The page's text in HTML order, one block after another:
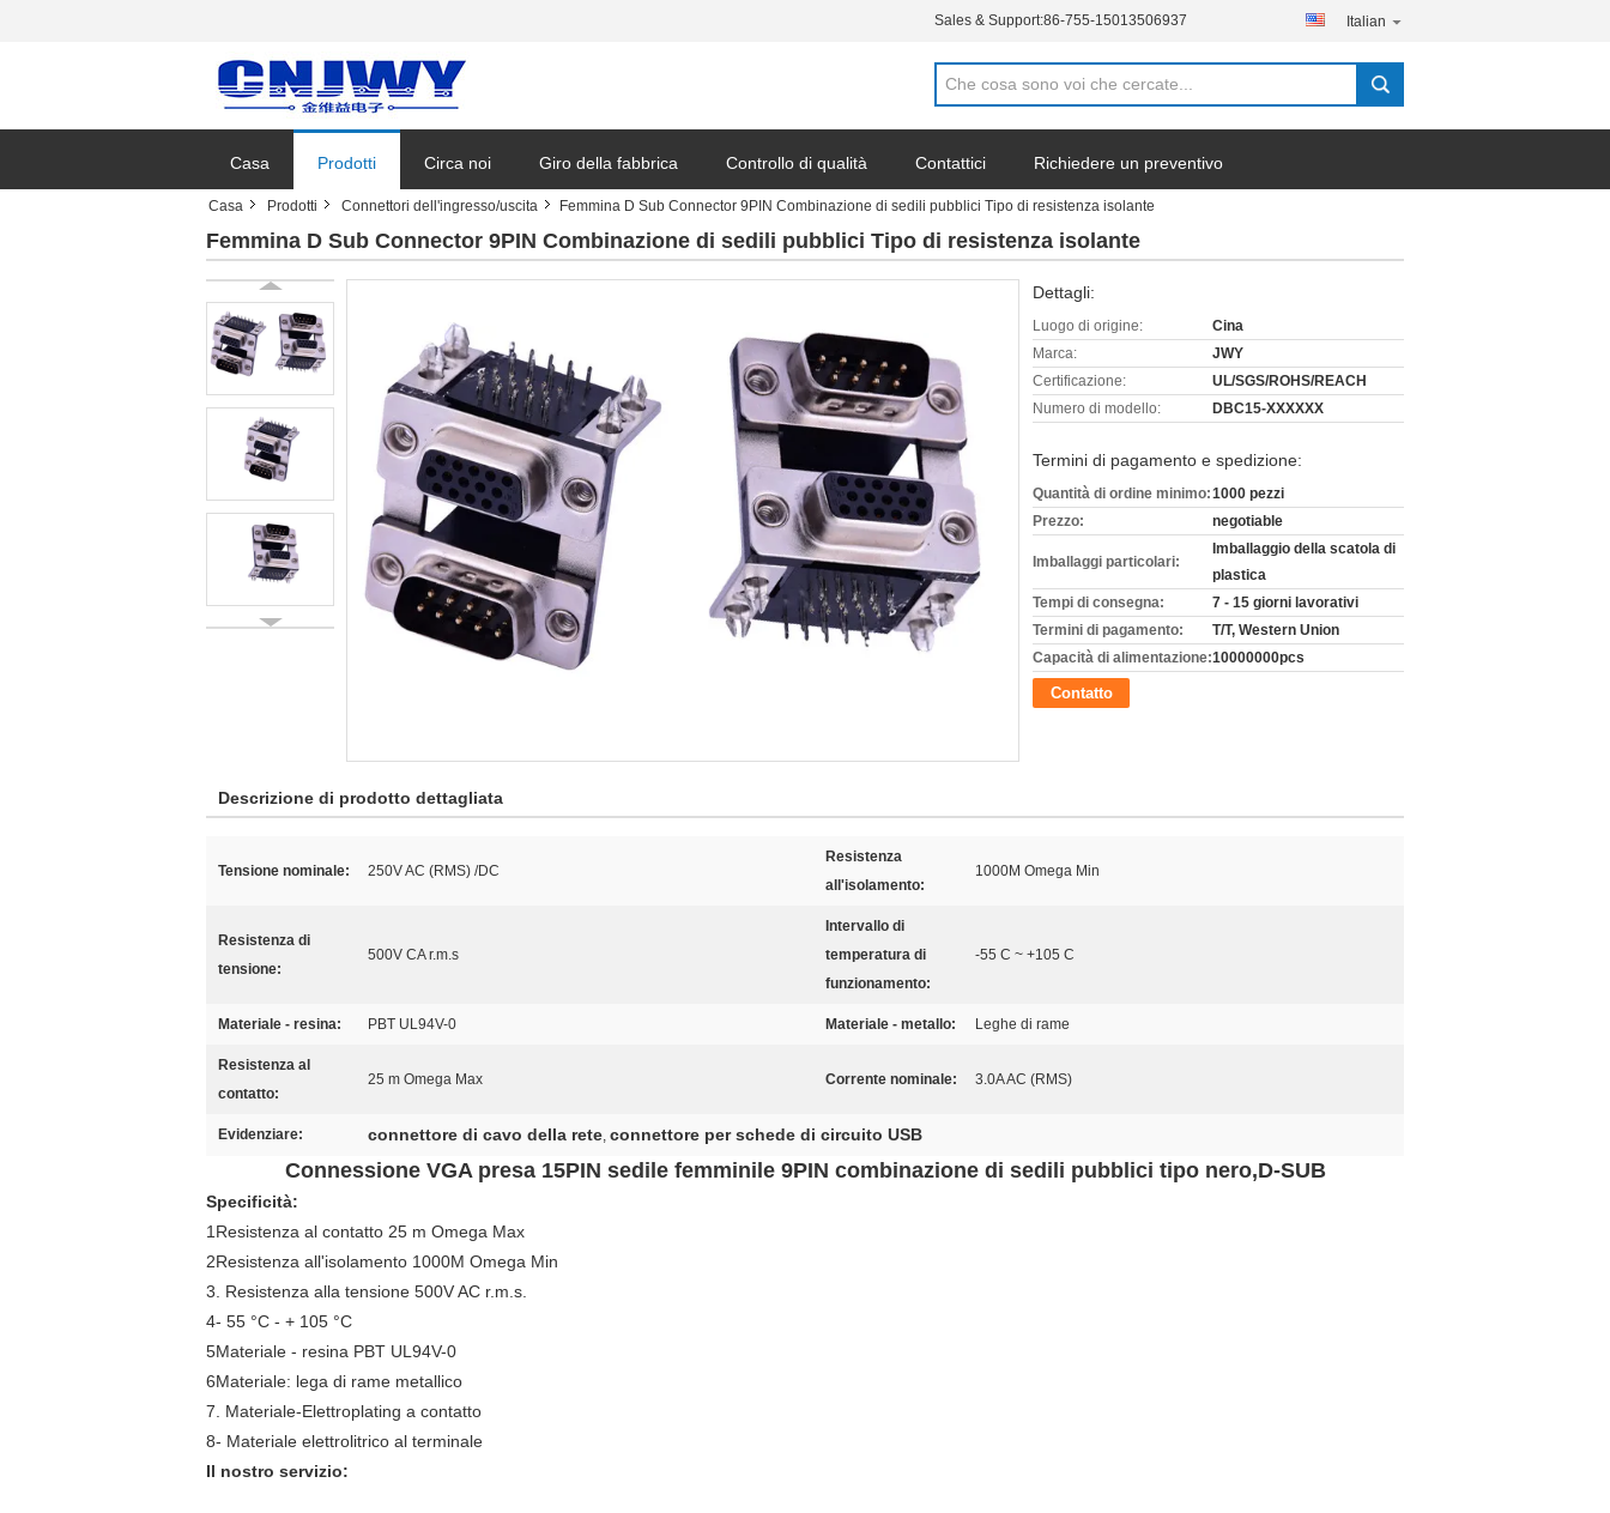
Sales & Support:86-755-15013506937 Italian
Casa Prodotti Circa noi Giro della fabbrica Controllo di qualità Contattici Richiedere un preventivo
Notizie aziendali
Casa Prodotti Connettori dell'ingresso/uscita Femmina D Sub Connector 9PIN Combinazione di sedili pubblici Tipo di resistenza isolante
Femmina D Sub Connector 9PIN Combinazione di sedili pubblici Tipo di resistenza isolante
Dettagli:
Luogo di origine:
Cina
Marca:
JWY
Certificazione:
UL/SGS/ROHS/REACH
Numero di modello:
DBC15-XXXXXX
Termini di pagamento e spedizione:
Quantità di ordine minimo:1000 pezzi
Prezzo:
negotiable
Imballaggi particolari:
Imballaggio della scatola di
plastica
Tempi di consegna:
7 - 15 giorni lavorativi
Termini di pagamento:
T/T, Western Union
Capacità di alimentazione:10000000pcs
Contatto
Descrizione di prodotto dettagliata
Tensione nominale: 250V AC (RMS) /DC
Resistenza
all'isolamento:
1000M Omega Min
Resistenza di
tensione:
500V CA r.m.s
Intervallo di
temperatura di
funzionamento:
-55 C ~ +105 C
Materiale - resina: PBT UL94V-0 Materiale - metallo: Leghe di rame
Resistenza al
contatto:
25 m Omega Max Corrente nominale: 3.0A AC (RMS)
Evidenziare: connettore di cavo della rete, connettore per schede di circuito USB
Connessione VGA presa 15PIN sedile femminile 9PIN combinazione di sedili pubblici tipo nero,D-SUB
Specificità:
1Resistenza al contatto 25 m Omega Max
2Resistenza all'isolamento 1000M Omega Min
3. Resistenza alla tensione 500V AC r.m.s.
4- 55 °C - + 105 °C
5Materiale - resina PBT UL94V-0
6Materiale: lega di rame metallico
7. Materiale-Elettroplating a contatto
8- Materiale elettrolitrico al terminale
Il nostro servizio: